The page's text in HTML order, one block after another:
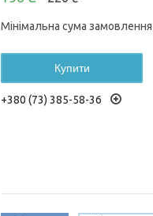
Мінімальна сума
Купити
+380 (73) 385-58-36